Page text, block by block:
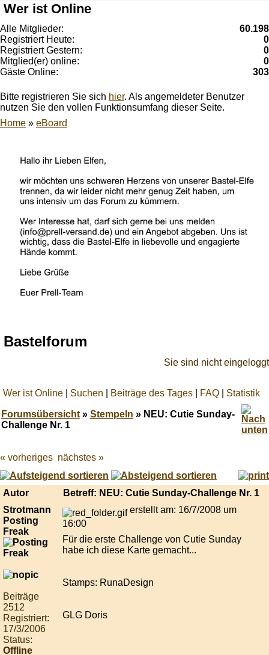
Wer ist Online
Alle Mitglieder:
60.198
Registriert Heute:
0
Registriert Gestern:
0
Mitglied(er) online:
0
Gäste Online:
303
Bitte registrieren Sie sich hier. Als angemeldeter Benutzer
nutzen Sie den vollen Funktionsumfang dieser Seite.
Home » eBoard
Bastelforum
Sie sind nicht eingeloggt
Wer ist Online Suchen Beiträge des Tages FAQ Statistik
Forumsübersicht» Stempeln » NEU: Cutie Sunday-
Challenge Nr. 1
Best
online
live
casino
« vorheriges nächstes »
Autor
Betreff: NEU: Cutie Sunday-Challenge Nr. 1
Strotmann
Posting
Freak
Beiträge
2512
Registriert:
17/3/2006
Status:
Offline
erstellt am: 16/7/2008 um
16:00
Für die erste Challenge von Cutie Sunday
habe ich diese Karte gemacht...
Stamps: RunaDesign
GLG Doris